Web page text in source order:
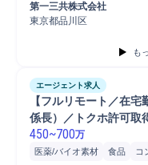
第一三共株式会社
東京都品川区
も
エージェント求人
【フルリモート／在
係長）／トクホ許可取
450~700万
医薬/バイオ素材 食品 コ